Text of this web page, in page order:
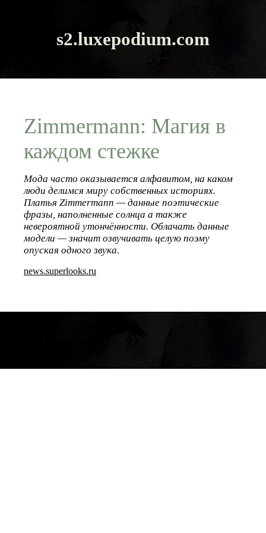
s2.luxepodium.com
Zimmermann: Магия в
каждом стежке
Мода часто оказывается алфавитом, на каком
люди делимся миру собственных историях.
Платья Zimmermann — данные поэтические
фразы, наполненные солнца а также
невероятной утончённости. Облачать данные
модели — значит озвучивать целую поэму
опуская одного звука.
news.superlooks.ru